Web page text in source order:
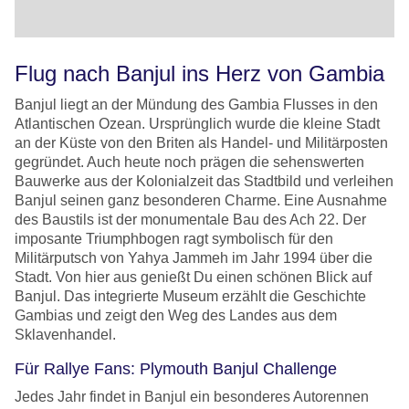
Flug nach Banjul ins Herz von Gambia
Banjul liegt an der Mündung des Gambia Flusses in den
Atlantischen Ozean. Ursprünglich wurde die kleine Stadt
an der Küste von den Briten als Handel- und Militärposten
gegründet. Auch heute noch prägen die sehenswerten
Bauwerke aus der Kolonialzeit das Stadtbild und verleihen
Banjul seinen ganz besonderen Charme. Eine Ausnahme
des Baustils ist der monumentale Bau des Ach 22. Der
imposante Triumphbogen ragt symbolisch für den
Militärputsch von Yahya Jammeh im Jahr 1994 über die
Stadt. Von hier aus genießt Du einen schönen Blick auf
Banjul. Das integrierte Museum erzählt die Geschichte
Gambias und zeigt den Weg des Landes aus dem
Sklavenhandel.
Für Rallye Fans: Plymouth Banjul Challenge
Jedes Jahr findet in Banjul ein besonderes Autorennen